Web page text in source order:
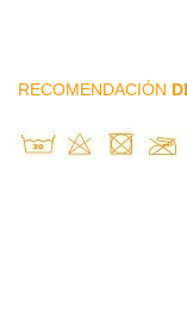
RECOMENDACIÓN